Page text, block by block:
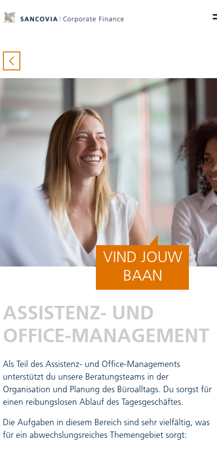
ASSISTENZ- UND
OFFICE-MANAGEMENT
Als Teil des Assistenz- und Office-Managements
unterstützt du unsere Beratungsteams in der
Organisation und Planung des Büroalltags. Du sorgst für
einen reibungslosen Ablauf des Tagesgeschäftes.
Die Aufgaben in diesem Bereich sind sehr vielfältig, was
für ein abwechslungsreiches Themengebiet sorgt:
VIND JOUW
BAAN